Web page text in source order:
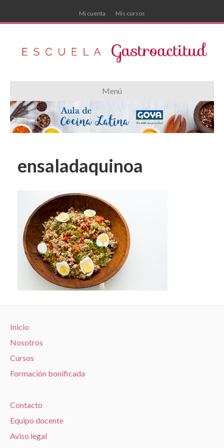
Mi cuenta Mis cursos
Menú
ensaladaquinoa
Inicio
Nosotros
Cursos
Formación bonificada
Contacto
Equipo docente
Aviso legal